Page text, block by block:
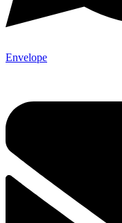
Envelope